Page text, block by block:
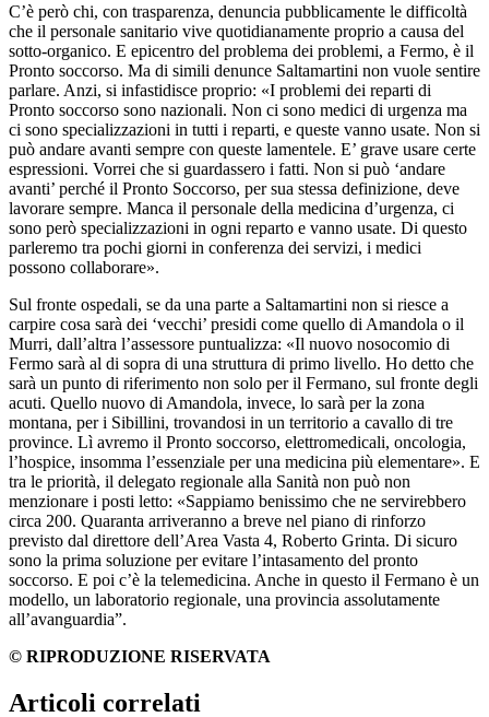
C’è però chi, con trasparenza, denuncia pubblicamente le difficoltà
che il personale sanitario vive quotidianamente proprio a causa del
sotto-organico. E epicentro del problema dei problemi, a Fermo, è il
Pronto soccorso. Ma di simili denunce Saltamartini non vuole sentire
parlare. Anzi, si infastidisce proprio: «I problemi dei reparti di
Pronto soccorso sono nazionali. Non ci sono medici di urgenza ma
ci sono specializzazioni in tutti i reparti, e queste vanno usate. Non si
può andare avanti sempre con queste lamentele. E’ grave usare certe
espressioni. Vorrei che si guardassero i fatti. Non si può ‘andare
avanti’ perché il Pronto Soccorso, per sua stessa definizione, deve
lavorare sempre. Manca il personale della medicina d’urgenza, ci
sono però specializzazioni in ogni reparto e vanno usate. Di questo
parleremo tra pochi giorni in conferenza dei servizi, i medici
possono collaborare».
Sul fronte ospedali, se da una parte a Saltamartini non si riesce a
carpire cosa sarà dei ‘vecchi’ presidi come quello di Amandola o il
Murri, dall’altra l’assessore puntualizza: «Il nuovo nosocomio di
Fermo sarà al di sopra di una struttura di primo livello. Ho detto che
sarà un punto di riferimento non solo per il Fermano, sul fronte degli
acuti. Quello nuovo di Amandola, invece, lo sarà per la zona
montana, per i Sibillini, trovandosi in un territorio a cavallo di tre
province. Lì avremo il Pronto soccorso, elettromedicali, oncologia,
l’hospice, insomma l’essenziale per una medicina più elementare». E
tra le priorità, il delegato regionale alla Sanità non può non
menzionare i posti letto: «Sappiamo benissimo che ne servirebbero
circa 200. Quaranta arriveranno a breve nel piano di rinforzo
previsto dal direttore dell’Area Vasta 4, Roberto Grinta. Di sicuro
sono la prima soluzione per evitare l’intasamento del pronto
soccorso. E poi c’è la telemedicina. Anche in questo il Fermano è un
modello, un laboratorio regionale, una provincia assolutamente
all’avanguardia”.
© RIPRODUZIONE RISERVATA
Articoli correlati